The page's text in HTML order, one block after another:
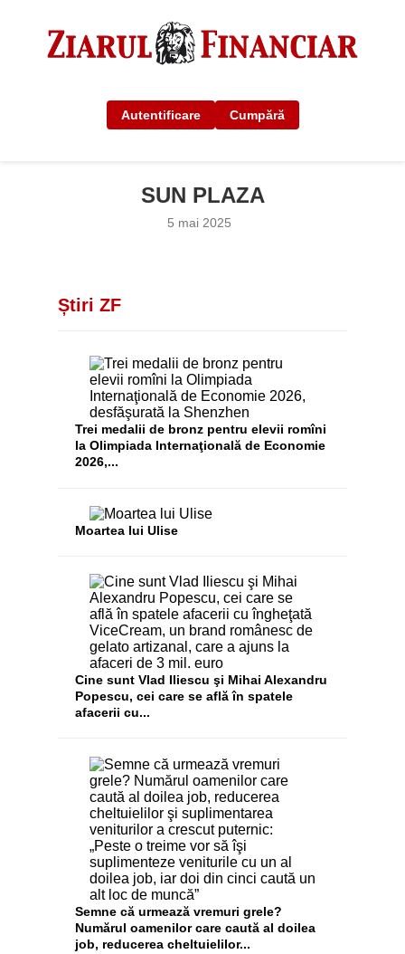
Autentificare Cumpără
SUN PLAZA
5 mai 2025
Știri ZF
Trei medalii de bronz pentru elevii romîni
la Olimpiada Internaţională de Economie
2026,...
Moartea lui Ulise
Cine sunt Vlad Iliescu şi Mihai Alexandru
Popescu, cei care se află în spatele
afacerii cu...
Semne că urmează vremuri grele?
Numărul oamenilor care caută al doilea
job, reducerea cheltuielilor...